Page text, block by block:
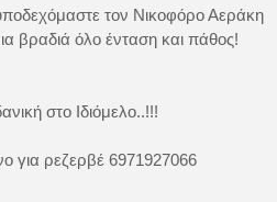
τον Νικοφόρο Αεράκη
βραδιά όλο ένταση και πάθος!
στο Ιδιόμελο..!!!
για ρεζερβέ 6971927066